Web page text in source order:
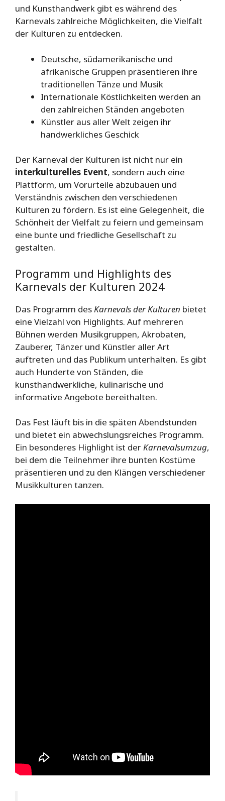
und Kunsthandwerk gibt es während des
Karnevals zahlreiche Möglichkeiten, die Vielfalt
der Kulturen zu entdecken.
Deutsche, südamerikanische und
afrikanische Gruppen präsentieren ihre
traditionellen Tänze und Musik
Internationale Köstlichkeiten werden an
den zahlreichen Ständen angeboten
Künstler aus aller Welt zeigen ihr
handwerkliches Geschick
Der Karneval der Kulturen ist nicht nur ein
interkulturelles Event, sondern auch eine
Plattform, um Vorurteile abzubauen und
Verständnis zwischen den verschiedenen
Kulturen zu fördern. Es ist eine Gelegenheit, die
Schönheit der Vielfalt zu feiern und gemeinsam
eine bunte und friedliche Gesellschaft zu
gestalten.
Programm und Highlights des
Karnevals der Kulturen 2024
Das Programm desKarnevals der Kulturen bietet
eine Vielzahl von Highlights. Auf mehreren
Bühnen werden Musikgruppen, Akrobaten,
Zauberer, Tänzer und Künstler aller Art
auftreten und das Publikum unterhalten. Es gibt
auch Hunderte von Ständen, die
kunsthandwerkliche, kulinarische und
informative Angebote bereithalten.
Das Fest läuft bis in die späten Abendstunden
und bietet ein abwechslungsreiches Programm.
Ein besonderes Highlight ist derKarnevalsumzug,
bei dem die Teilnehmer ihre bunten Kostüme
präsentieren und zu den Klängen verschiedener
Musikkulturen tanzen.